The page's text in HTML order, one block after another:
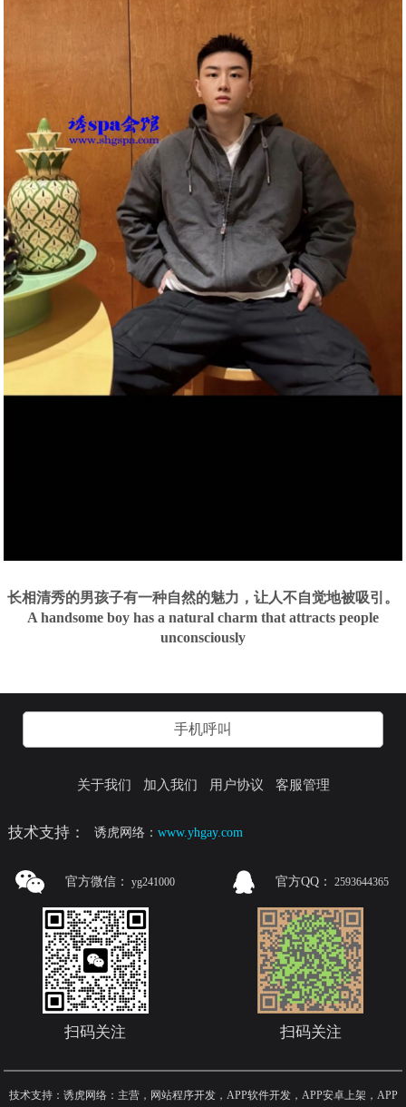
长相清秀的男孩子有一种自然的魅力，让人不自觉地被吸引。
A handsome boy has a natural charm that attracts people
unconsciously
手机呼叫
关于我们 加入我们 用户协议 客服管理
技术支持： 诱虎网络：www.yhgay.com
官方微信： yg241000
扫码关注
官方QQ： 2593644365
扫码关注
技术支持：诱虎网络：主营，网站程序开发，APP软件开发，APP安卓上架，APP